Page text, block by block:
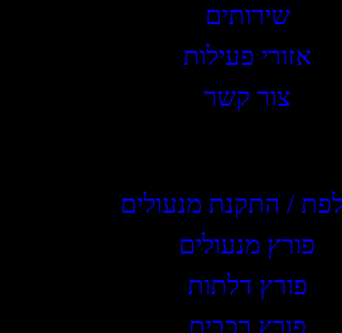
שירותים
אזורי פעילות
צור קשר
/ התקנת מנעולים
פורץ מנעולים
פורץ דלתות
פורץ רכבים